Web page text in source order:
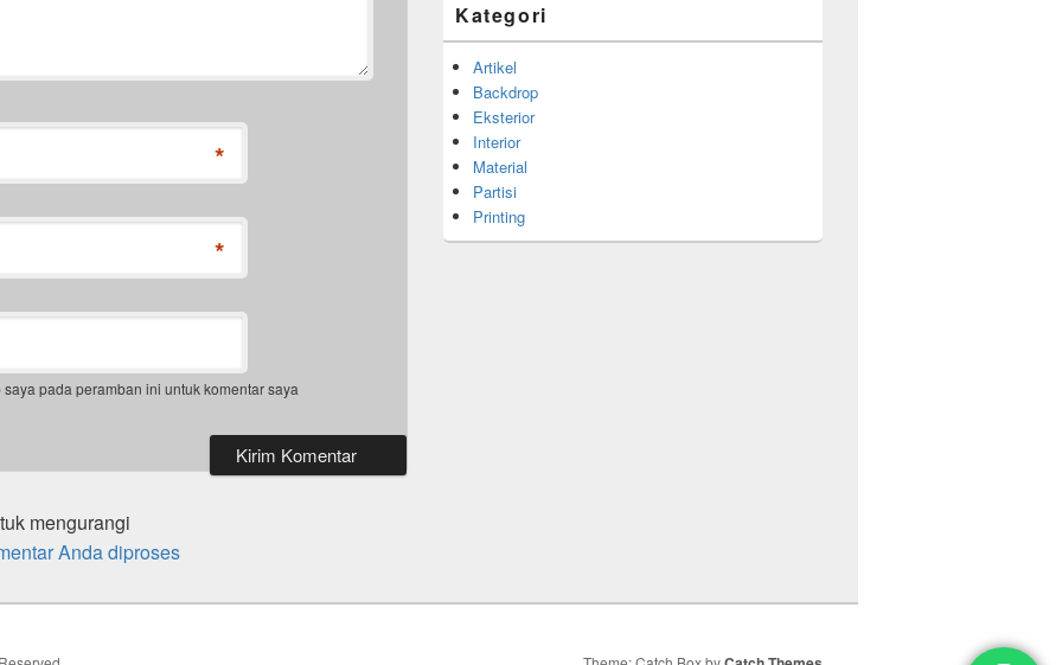
*
*
pada peramban ini untuk komentar saya
mengurangi
Anda diproses
Kategori
Artikel
Backdrop
Eksterior
Interior
Material
Partisi
Printing